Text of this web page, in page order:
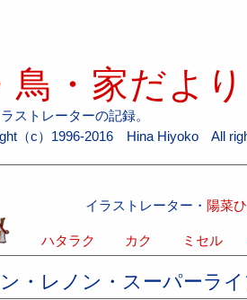
鳥・家だよ
ストレーターの記録。
（c）1996-2016 Hina Hiyoko All
イラストレーター・ 陽菜
ハタラク カク ミセル
・レノン・スーパーライ